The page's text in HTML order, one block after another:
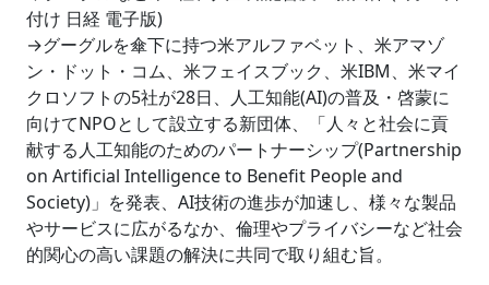
付け 日経 電子版)
→グーグルを傘下に持つ米アルファベット、米アマゾ
ン・ドット・コム、米フェイスブック、米IBM、米マイ
クロソフトの5社が28日、人工知能(AI)の普及・啓蒙に
向けてNPOとして設立する新団体、「人々と社会に貢
献する人工知能のためのパートナーシップ(Partnership
on Artificial Intelligence to Benefit People and
Society)」を発表、AI技術の進歩が加速し、様々な製品
やサービスに広がるなか、倫理やプライバシーなど社会
的関心の高い課題の解決に共同で取り組む旨。